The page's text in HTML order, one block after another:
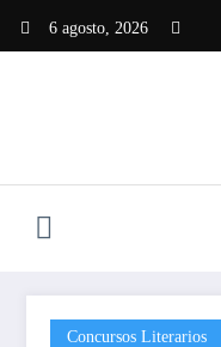
6 agosto, 2026
Concursos Literarios